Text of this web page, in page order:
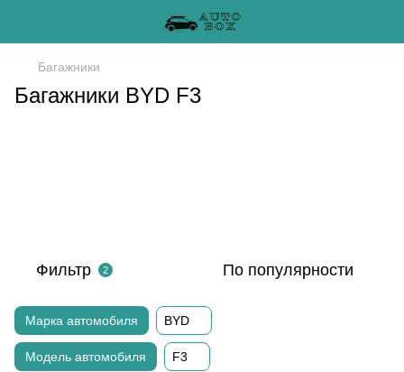
Багажники
Багажники BYD F3
Фильтр 2 По популярности
Марка автомобиля BYD
Модель автомобиля F3